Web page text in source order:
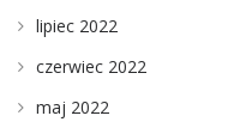
lipiec 2022
czerwiec 2022
maj 2022